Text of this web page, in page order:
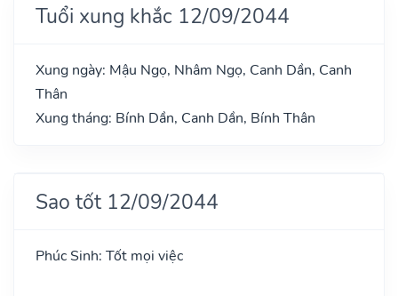
Tuổi xung khắc 12/09/2044
Xung ngày: Mậu Ngọ, Nhâm Ngọ, Canh Dần, Canh
Thân
Xung tháng: Bính Dần, Canh Dần, Bính Thân
Sao tốt 12/09/2044
Phúc Sinh: Tốt mọi việc